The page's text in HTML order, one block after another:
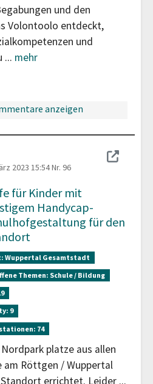
und den
Volontoolo entdeckt,
und
... mehr
diesen Beitrag
anzeigen
2023 15:54Nr. 96
für Kinder mit
Handycap-
für den
Wuppertal Gesamtstadt
Themen: Schule / Bildung
9
74
platze aus allen
am Röttgen / Wuppertal
errichtet. Leider ...